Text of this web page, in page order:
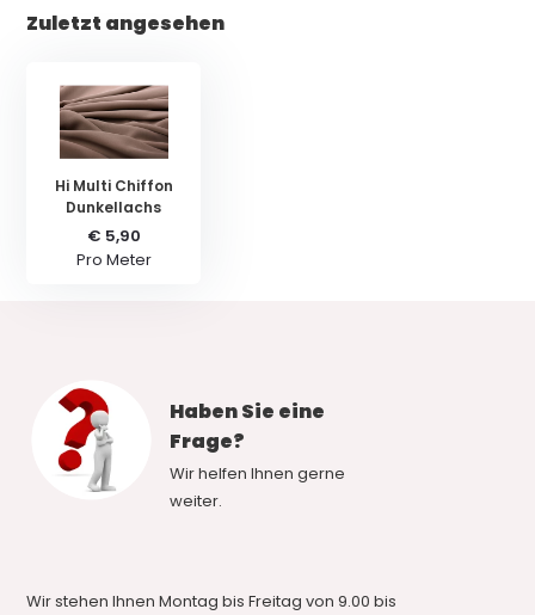
Zuletzt angesehen
Hi Multi Chiffon
Dunkellachs
€ 5,90
Pro Meter
Haben Sie eine
Frage?
Wir helfen Ihnen gerne
weiter.
Wir stehen Ihnen Montag bis Freitag von 9.00 bis